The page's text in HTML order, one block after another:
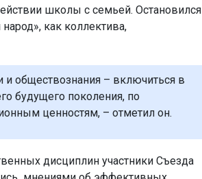
школы с семьей. Остановился
как коллектива,
обществознания – включиться в
будущего поколения, по
ценностям, – отметил он.
дисциплин участники Съезда